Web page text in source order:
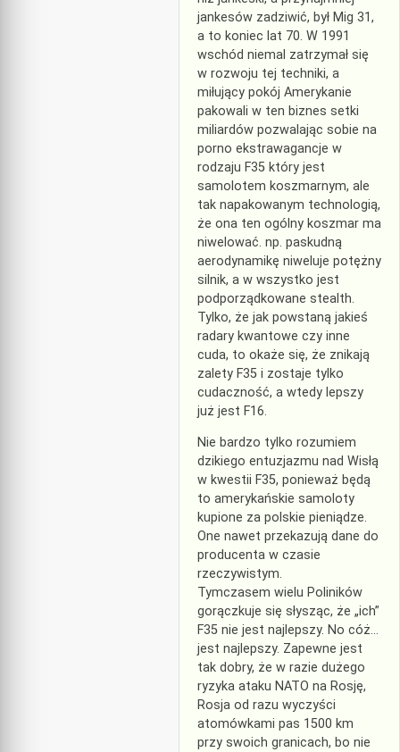
jankesów zadziwić, był Mig 31,
a to koniec lat 70. W 1991
wschód niemal zatrzymał się
w rozwoju tej techniki, a
miłujący pokój Amerykanie
pakowali w ten biznes setki
miliardów pozwalając sobie na
porno ekstrawagancje w
rodzaju F35 który jest
samolotem koszmarnym, ale
tak napakowanym technologią,
że ona ten ogólny koszmar ma
niwelować. np. paskudną
aerodynamikę niweluje potężny
silnik, a w wszystko jest
podporządkowane stealth.
Tylko, że jak powstaną jakieś
radary kwantowe czy inne
cuda, to okaże się, że znikają
zalety F35 i zostaje tylko
cudaczność, a wtedy lepszy
już jest F16.
Nie bardzo tylko rozumiem
dzikiego entuzjazmu nad Wisłą
w kwestii F35, ponieważ będą
to amerykańskie samoloty
kupione za polskie pieniądze.
One nawet przekazują dane do
producenta w czasie
rzeczywistym.
Tymczasem wielu Poliników
gorączkuje się słysząc, że „ich”
F35 nie jest najlepszy. No cóż…
jest najlepszy. Zapewne jest
tak dobry, że w razie dużego
ryzyka ataku NATO na Rosję,
Rosja od razu wyczyści
atomówkami pas 1500 km
przy swoich granicach, bo nie